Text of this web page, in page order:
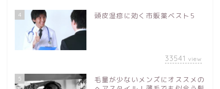
4 頭皮湿疹に効く市販薬ベスト5
33541 view
5
毛量が少ないメンズにオススメの